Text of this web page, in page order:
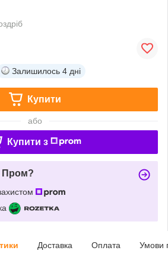
Залишилось 4 дні
Купити
або
Купити з
Пром?
Доставка Оплата Умови